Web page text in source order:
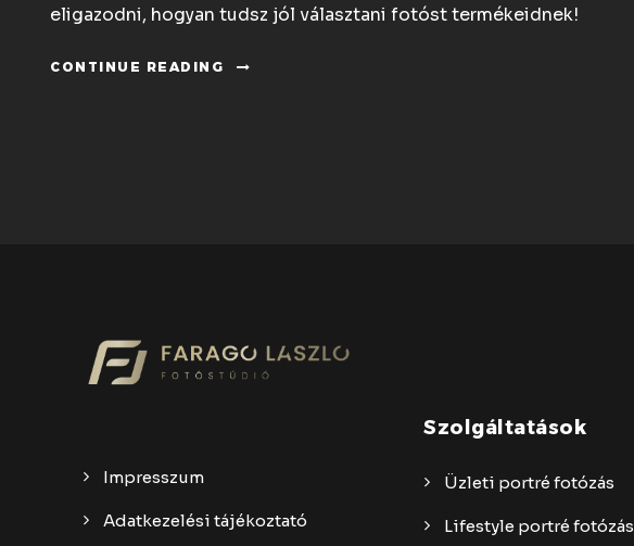
eligazodni, hogyan tudsz jól választani fotóst termékeidnek!
CONTINUE READING
Impresszum
Adatkezelési tájékoztató
Szolgáltatások
Üzleti portré fotózás
Lifestyle portré fotózás